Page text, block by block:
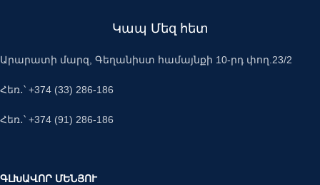
Կապ Մեզ հետ
Արարատի մարզ, Գեղանիստ համայնքի 10-րդ փող.23/2
Հեռ․՝ +374 (33) 286-186
Հեռ․՝ +374 (91) 286-186
ԳԼԽԱՎՈՐ ՄԵՆՅՈՒ